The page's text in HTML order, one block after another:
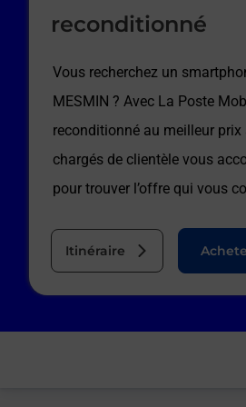
reconditionné
Vous recherchez un
MESMIN ? Avec La Poste
reconditionné au meilleur
chargés de clientèle vous
pour trouver l’offre qui vous
Itinéraire